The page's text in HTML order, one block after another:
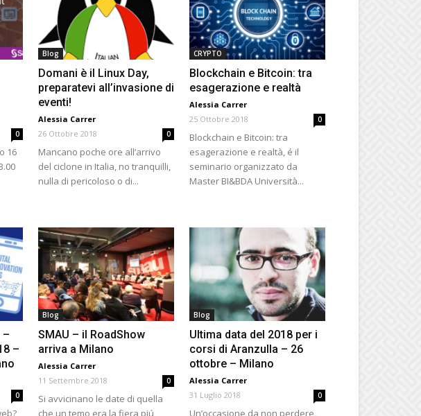
0
16
Blog
Domani è il Linux Day,
preparatevi all’invasione di
eventi!
Alessia Carrer
26 Ottobre 2018
0
Mancano poche ore all’arrivo
del ciclone in Italia, no tranquilli,
nulla di pericoloso o di...
CRYPTO
Blockchain e Bitcoin: tra
esagerazione e realtà
Alessia Carrer
25 Ottobre 2018
0
Blockchain e Bitcoin: tra
esagerazione e realtà, é il
seminario organizzato da
Master BI&BDA Università...
–
–
0
Blog
SMAU – il RoadShow
arriva a Milano
Alessia Carrer
11 Settembre 2018
0
Si avvicinano le date di quella
che un temo era la fiera piú
Blog
Ultima data del 2018 per i
corsi di Aranzulla – 26
ottobre – Milano
Alessia Carrer
31 Luglio 2018
0
Un’occasione da non perdere,